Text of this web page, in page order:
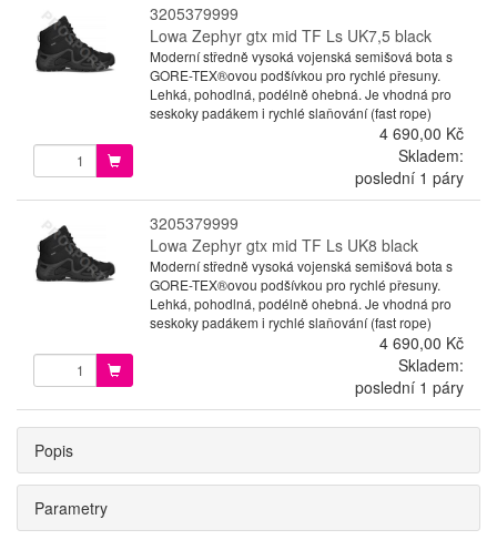
3205379999
Lowa Zephyr gtx mid TF Ls UK7,5 black
Moderní středně vysoká vojenská semišová bota s
GORE-TEX®ovou podšívkou pro rychlé přesuny.
Lehká, pohodlná, podélně ohebná. Je vhodná pro
seskoky padákem i rychlé slaňování (fast rope)
4 690,00 Kč
Skladem:
poslední 1 páry
3205379999
Lowa Zephyr gtx mid TF Ls UK8 black
Moderní středně vysoká vojenská semišová bota s
GORE-TEX®ovou podšívkou pro rychlé přesuny.
Lehká, pohodlná, podélně ohebná. Je vhodná pro
seskoky padákem i rychlé slaňování (fast rope)
4 690,00 Kč
Skladem:
poslední 1 páry
Popis
Parametry